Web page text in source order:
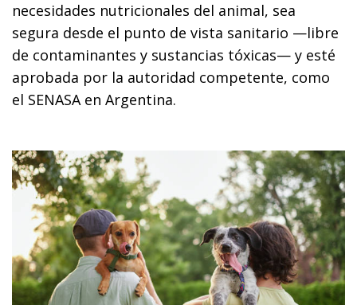
necesidades nutricionales del animal, sea
segura desde el punto de vista sanitario —libre
de contaminantes y sustancias tóxicas— y esté
aprobada por la autoridad competente, como
el SENASA en Argentina.